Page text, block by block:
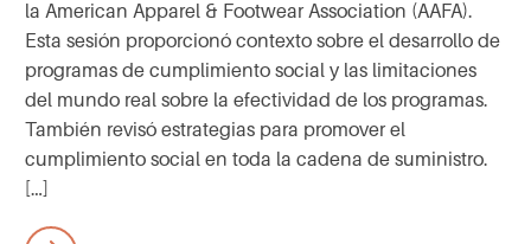
la American Apparel & Footwear Association (AAFA).
Esta sesión proporcionó contexto sobre el desarrollo de
programas de cumplimiento social y las limitaciones
del mundo real sobre la efectividad de los programas.
También revisó estrategias para promover el
cumplimiento social en toda la cadena de suministro.
[…]